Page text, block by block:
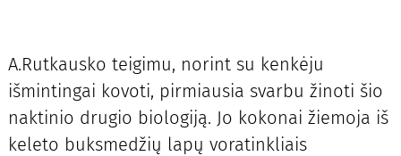
A.Rutkausko teigimu, norint su kenkėju
išmintingai kovoti, pirmiausia svarbu žinoti šio
naktinio drugio biologiją. Jo kokonai žiemoja iš
keleto buksmedžių lapų voratinkliais